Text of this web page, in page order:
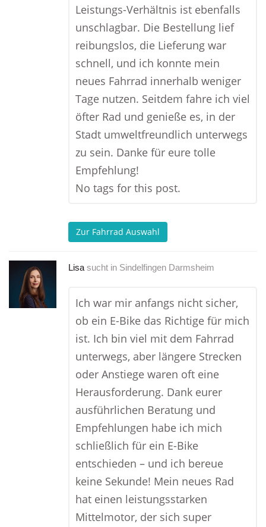
Leistungs-Verhältnis ist ebenfalls
unschlagbar. Die Bestellung lief
reibungslos, die Lieferung war
schnell, und ich konnte mein
neues Fahrrad innerhalb weniger
Tage nutzen. Seitdem fahre ich viel
öfter Rad und genieße es, in der
Stadt umweltfreundlich unterwegs
zu sein. Danke für eure tolle
Empfehlung!
No tags for this post.
Zur Fahrrad Auswahl
Lisa sucht in Sindelfingen Darmsheim
Ich war mir anfangs nicht sicher,
ob ein E-Bike das Richtige für mich
ist. Ich bin viel mit dem Fahrrad
unterwegs, aber längere Strecken
oder Anstiege waren oft eine
Herausforderung. Dank eurer
ausführlichen Beratung und
Empfehlungen habe ich mich
schließlich für ein E-Bike
entschieden – und ich bereue
keine Sekunde! Mein neues Rad
hat einen leistungsstarken
Mittelmotor, der sich super